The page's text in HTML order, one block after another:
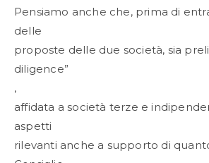
Pensiamo anche che, prima di
delle
proposte delle due società, sia
diligence”
,
affidata a società terze e
aspetti
rilevanti anche a supporto di